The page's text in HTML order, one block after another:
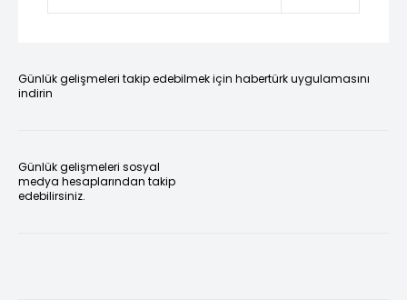
Günlük gelişmeleri takip edebilmek için habertürk uygulamasını
indirin
Günlük gelişmeleri sosyal
medya hesaplarından takip
edebilirsiniz.